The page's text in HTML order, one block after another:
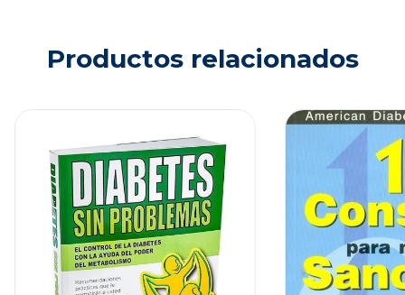
Productos relacionados